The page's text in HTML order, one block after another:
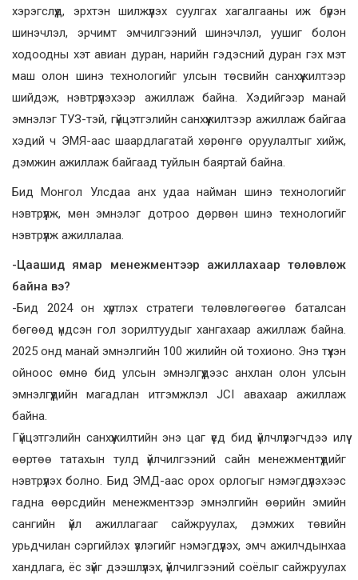
хэрэгслүүд, эрхтэн шилжүүлэх суулгах хагалгааны иж бүрэн
шинэчлэл, эрчимт эмчилгээний шинэчлэл, уушиг болон
ходоодны хэт авиан дуран, нарийн гэдэсний дуран гэх мэт
маш олон шинэ технологийг улсын төсвийн санхүүжилтээр
шийдэж, нэвтрүүлэхээр ажиллаж байна. Хэдийгээр манай
эмнэлэг ТУЗ-тэй, гүйцэтгэлийн санхүүжилтээр ажиллаж байгаа
хэдий ч ЭМЯ-аас шаардлагатай хөрөнгө оруулалтыг хийж,
дэмжин ажиллаж байгаад туйлын баяртай байна.
Бид Монгол Улсдаа анх удаа найман шинэ технологийг
нэвтрүүлж, мөн эмнэлэг дотроо дөрвөн шинэ технологийг
нэвтрүүлж ажиллалаа.
-Цаашид ямар менежментээр ажиллахаар төлөвлөж
байна вэ?
-Бид 2024 он хүртлэх стратеги төлөвлөгөөгөө баталсан
бөгөөд үндсэн гол зорилтуудыг хангахаар ажиллаж байна.
2025 онд манай эмнэлгийн 100 жилийн ой тохионо. Энэ түүхэн
ойноос өмнө бид улсын эмнэлгүүдээс анхлан олон улсын
эмнэлгүүдийн магадлан итгэмжлэл JCI авахаар ажиллаж
байна.
Гүйцэтгэлийн санхүүжилтийн энэ цаг үед бид үйлчлүүлэгчдээ илүү
өөртөө татахын тулд үйлчилгээний сайн менежментүүдийг
нэвтрүүлэх болно. Бид ЭМД-аас орох орлогыг нэмэгдүүлэхээс
гадна өөрсдийн менежментээр эмнэлгийн өөрийн эмийн
сангийн үйл ажиллагааг сайжруулах, дэмжих төвийн
урьдчилан сэргийлэх үзлэгийг нэмэгдүүлэх, эмч ажилчдынхаа
хандлага, ёс зүйг дээшлүүлэх, үйлчилгээний соёлыг сайжруулах